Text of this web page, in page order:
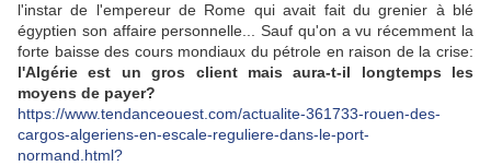
l'instar de l'empereur de Rome qui avait fait du grenier à blé
égyptien son affaire personnelle... Sauf qu'on a vu récemment la
forte baisse des cours mondiaux du pétrole en raison de la crise:
l'Algérie est un gros client mais aura-t-il longtemps les
moyens de payer?
https://www.tendanceouest.com/actualite-361733-rouen-des-
cargos-algeriens-en-escale-reguliere-dans-le-port-
normand.html?